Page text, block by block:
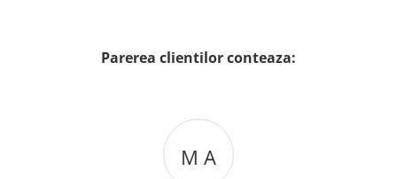
Parerea clientilor conteaza:
M A